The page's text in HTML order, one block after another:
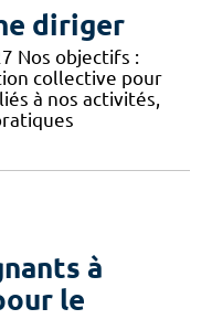
diriger
Nos objectifs :
collective pour
à nos activités,
à
le